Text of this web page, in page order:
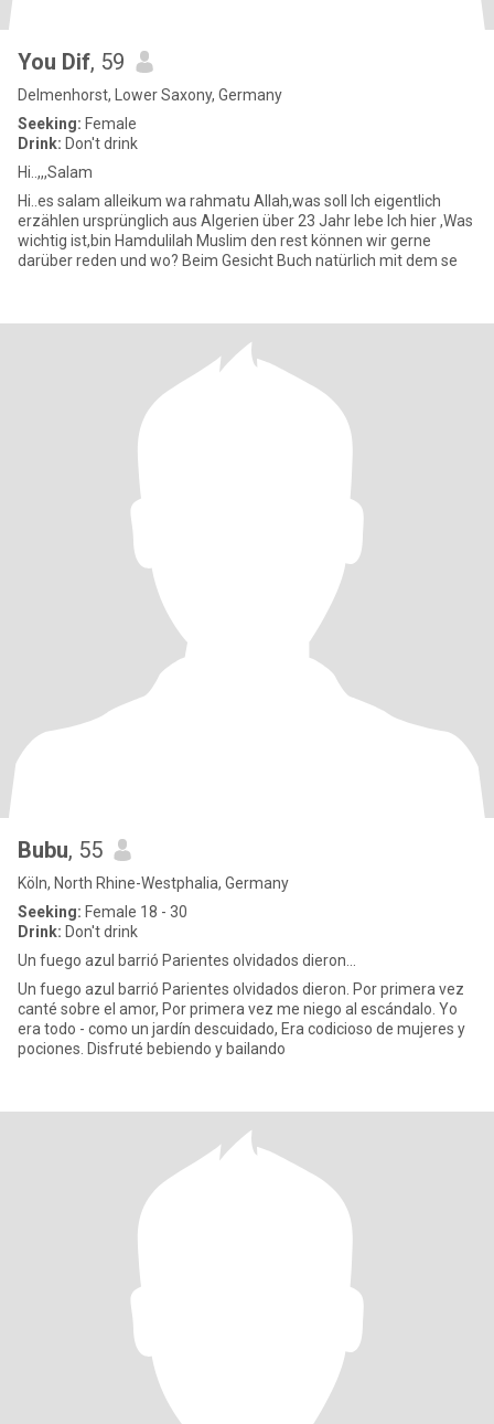
You Dif, 59
Delmenhorst, Lower Saxony, Germany
Seeking: Female
Drink: Don't drink
Hi..,,,Salam
Hi..es salam alleikum wa rahmatu Allah,was soll Ich eigentlich
erzählen ursprünglich aus Algerien über 23 Jahr lebe Ich hier ,Was
wichtig ist,bin Hamdulilah Muslim den rest können wir gerne
darüber reden und wo? Beim Gesicht Buch natürlich mit dem se
Bubu, 55
Köln, North Rhine-Westphalia, Germany
Seeking: Female 18 - 30
Drink: Don't drink
Un fuego azul barrió Parientes olvidados dieron...
Un fuego azul barrió Parientes olvidados dieron. Por primera vez
canté sobre el amor, Por primera vez me niego al escándalo. Yo
era todo - como un jardín descuidado, Era codicioso de mujeres y
pociones. Disfruté bebiendo y bailando